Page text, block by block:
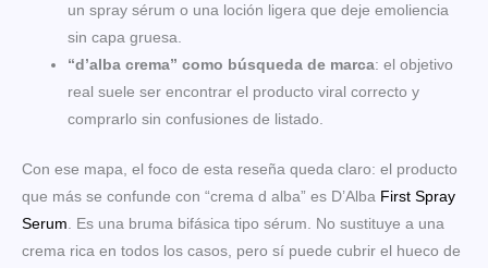
un spray sérum o una loción ligera que deje emoliencia
sin capa gruesa.
“d’alba crema” como búsqueda de marca: el objetivo
real suele ser encontrar el producto viral correcto y
comprarlo sin confusiones de listado.
Con ese mapa, el foco de esta reseña queda claro: el producto
que más se confunde con “crema d alba” es D’Alba First Spray
Serum . Es una bruma bifásica tipo sérum. No sustituye a una
crema rica en todos los casos, pero sí puede cubrir el hueco de